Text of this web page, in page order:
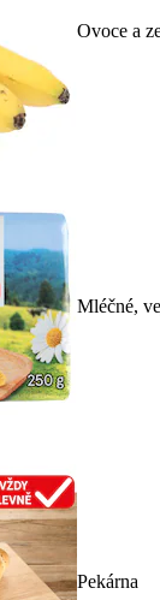
Ovoce a
Mléčné,
Pekárna